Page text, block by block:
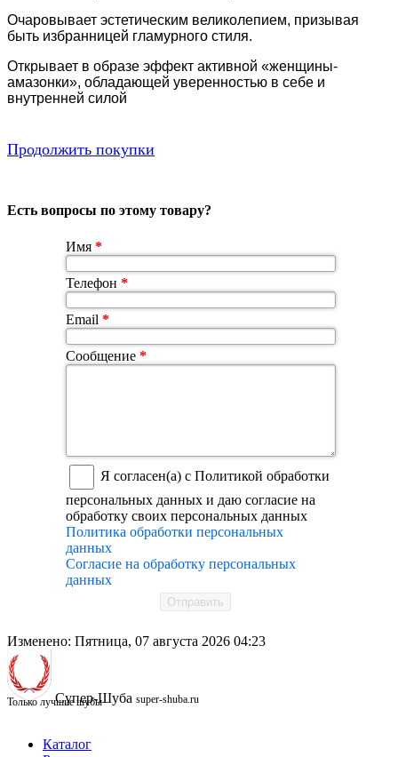
Очаровывает эстетическим великолепием, призывая
быть избранницей гламурного стиля.
Открывает в образе эффект активной «женщины-
амазонки», обладающей уверенностью в себе и
внутренней силой
Продолжить покупки
Есть вопросы по этому товару?
Имя *
Телефон *
Email *
Сообщение *
Я согласен(а) с Политикой обработки
персональных данных и даю согласие на
обработку своих персональных данных
Политика обработки персональных
данных
Согласие на обработку персональных
данных
Отправить
Изменено: Пятница, 07 августа 2026 04:23
Супер-Шуба super-shuba.ru
Только лучшие шубы
Каталог